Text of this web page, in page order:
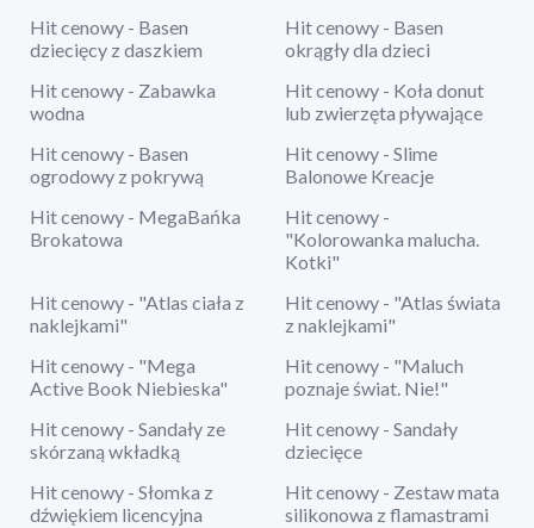
Hit cenowy - Basen
dziecięcy z daszkiem
Hit cenowy - Basen
okrągły dla dzieci
Hit cenowy - Zabawka
wodna
Hit cenowy - Koła donut
lub zwierzęta pływające
Hit cenowy - Basen
ogrodowy z pokrywą
Hit cenowy - Slime
Balonowe Kreacje
Hit cenowy - MegaBańka
Brokatowa
Hit cenowy -
"Kolorowanka malucha.
Kotki"
Hit cenowy - "Atlas ciała z
naklejkami"
Hit cenowy - "Atlas świata
z naklejkami"
Hit cenowy - "Mega
Active Book Niebieska"
Hit cenowy - "Maluch
poznaje świat. Nie!"
Hit cenowy - Sandały ze
skórzaną wkładką
Hit cenowy - Sandały
dziecięce
Hit cenowy - Słomka z
dźwiękiem licencyjna
Hit cenowy - Zestaw mata
silikonowa z flamastrami